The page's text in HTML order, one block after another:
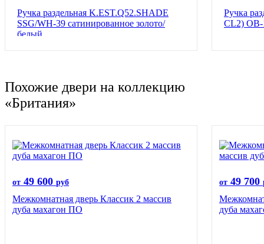
Ручка раздельная K.EST.Q52.SHADE
SSG/WH-39 сатинированное золото/
белый
Ручка
CL2) OB-
Похожие двери на коллекцию
«Британия»
от 49 600 руб
Межкомнатная дверь Классик 2 массив
дуба махагон ПО
от 49 700
дуба